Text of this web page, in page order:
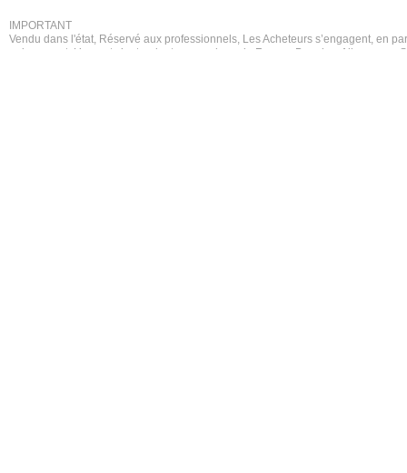
IMPORTANT
Vendu dans l'état, Réservé aux professionnels, Les Acheteurs s’engagent, en
uniquement. L’export s’entendant comme hors de France, Benelux, Allemagne,